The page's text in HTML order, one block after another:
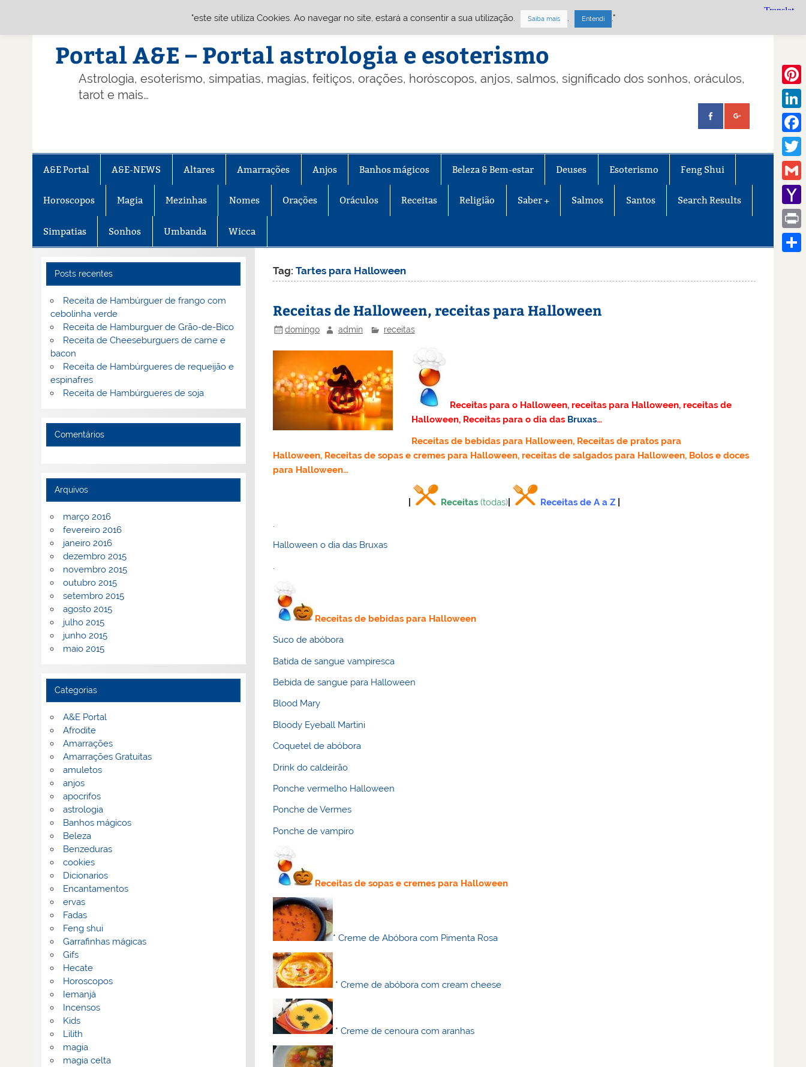
Portal A&E – Portal astrologia e esoterismo
Astrologia, esoterismo, simpatias, magias, feitiços, orações, horóscopos, anjos, salmos, significado dos sonhos, oráculos,
tarot e mais…
A&E Portal A&E-NEWS Altares Amarrações Anjos Banhos mágicos Beleza & Bem-estar Deuses Esoterismo Feng Shui
Horoscopos Magia Mezinhas Nomes Orações Oráculos Receitas Religião Saber + Salmos Santos Search Results
Simpatias Sonhos Umbanda Wicca
Tag:Tartes para Halloween
Receitas de Halloween, receitas para Halloween
domingo admin receitas
Receitas para o Halloween, receitas para Halloween, receitas de
Halloween, Receitas para o dia das Bruxas…
Receitas de bebidas para Halloween, Receitas de pratos para
Halloween, Receitas de sopas e cremes para Halloween, receitas de salgados para Halloween, Bolos e doces
para Halloween…
Receitas (todas)| Receitas de A a Z
Halloween o dia das Bruxas
.
Receitas de bebidas para Halloween
Suco de abóbora
Batida de sangue vampiresca
Bebida de sangue para Halloween
Blood Mary
Bloody Eyeball Martini
Coquetel de abóbora
Drink do caldeirão
Ponche vermelho Halloween
Ponche de Vermes
Ponche de vampiro
Receitas de sopas e cremes para Halloween
*Creme de Abóbora com Pimenta Rosa
*Creme de abóbora com cream cheese
*Creme de cenoura com aranhas
Posts recentes
Receita de Hambúrguer de frango com
cebolinha verde
Receita de Hamburguer de Grão-de-Bico
Receita de Cheeseburguers de carne e
bacon
Receita de Hambúrgueres de requeijão e
espinafres
Receita de Hambúrgueres de soja
Comentários
Arquivos
março 2016
fevereiro 2016
janeiro 2016
dezembro 2015
novembro 2015
outubro 2015
setembro 2015
agosto 2015
julho 2015
junho 2015
maio 2015
Categorias
A&E Portal
Afrodite
Amarrações
Amarrações Gratuitas
amuletos
anjos
apocrifos
astrologia
Banhos mágicos
Beleza
Benzeduras
cookies
Dicionarios
Encantamentos
ervas
Fadas
Feng shui
Garrafinhas mágicas
Gifs
Hecate
Horoscopos
Iemanjá
Incensos
Kids
Lilith
magia
magia celta
Gmail
Mail
Print
"este site utiliza Cookies. Ao navegar no site, estará a consentir a sua utilização. Saiba mais . Entendi ."